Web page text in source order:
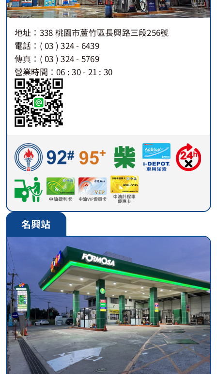
地址：338 桃園市蘆竹區長興路三段256號
電話：( 03 ) 324 - 6439
傳真：( 03 ) 324 - 5769
營業時間：06 : 30 - 21 : 30
名興站